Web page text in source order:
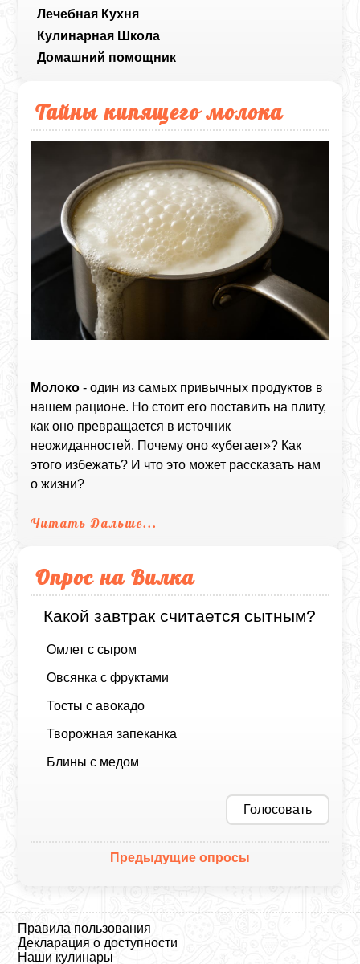
Лечебная Кухня
Кулинарная Школа
Домашний помощник
Тайны кипящего молока
Молоко - один из самых привычных продуктов в
нашем рационе. Но стоит его поставить на плиту,
как оно превращается в источник
неожиданностей. Почему оно «убегает»? Как
этого избежать? И что это может рассказать нам
о жизни?
Читать Дальше...
Опрос на Вилка
Какой завтрак считается сытным?
Омлет с сыром
Овсянка с фруктами
Тосты с авокадо
Творожная запеканка
Блины с медом
Голосовать
Предыдущие опросы
Правила пользования
Декларация о доступности
Наши кулинары